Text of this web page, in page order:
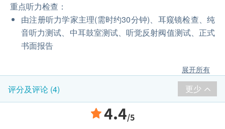
重点听力检查：
由注册听力学家主理(需时约30分钟)、耳窥镜检查、纯
音听力测试、中耳鼓室测试、听觉反射阀值测试、正式
书面报告
展开所有
评分及评论 (4) 更少
4.4/5